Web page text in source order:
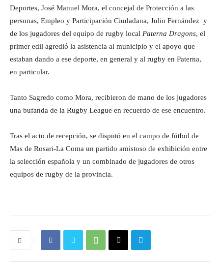
Deportes, José Manuel Mora, el concejal de Protección a las
personas, Empleo y Participación Ciudadana, Julio Fernández y
de los jugadores del equipo de rugby local Paterna Dragons, el
primer edil agredió la asistencia al municipio y el apoyo que
estaban dando a ese deporte, en general y al rugby en Paterna,
en particular.
Tanto Sagredo como Mora, recibieron de mano de los jugadores
una bufanda de la Rugby League en recuerdo de ese encuentro.
Tras el acto de recepción, se disputó en el campo de fútbol de
Mas de Rosari-La Coma un partido amistoso de exhibición entre
la selección española y un combinado de jugadores de otros
equipos de rugby de la provincia.